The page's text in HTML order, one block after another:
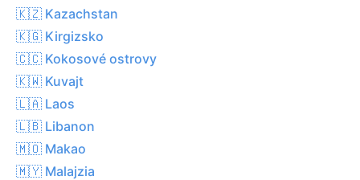
🇰🇿 Kazachstan
🇰🇬 Kirgizsko
🇨🇨 Kokosové ostrovy
🇰🇼 Kuvajt
🇱🇦 Laos
🇱🇧 Libanon
🇲🇴 Makao
🇲🇾 Malajzia